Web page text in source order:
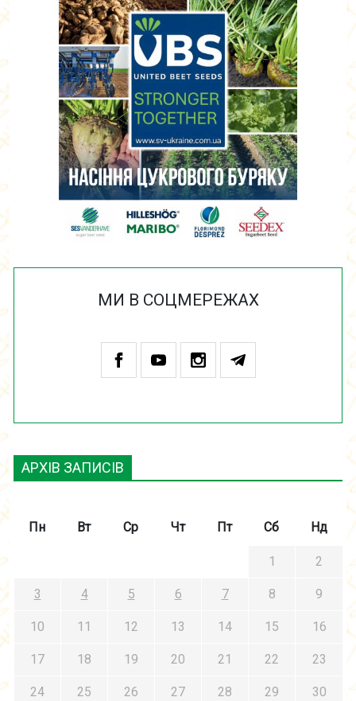
МИ В СОЦМЕРЕЖАХ
АРХІВ ЗАПИСІВ
Пн Вт Ср Чт Пт Сб Нд
1 2
3 4 5 6 7 8 9
10 11 12 13 14 15 16
17 18 19 20 21 22 23
24 25 26 27 28 29 30